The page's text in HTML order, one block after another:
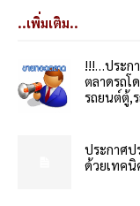
..เพิ่มเติม..
!!!…ประก
ตลาดรถโ
รถยนต์ตู้,ร
ประกาศป
ด้วยเทคนิ